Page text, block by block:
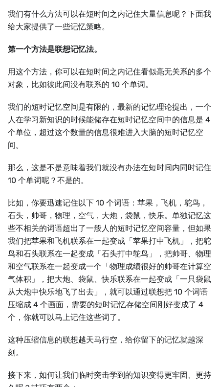
我们有什么方法可以在短时间之内记住大量信息呢？下面我
给大家提供了一些记忆策略。
第一个方法是联想记忆法。
用这个方法，你可以在短时间之内记住看似毫无关系的多个
对象，比如彼此间没有联系的 10 个单词。
我们的短时记忆空间是有限的，最新的记忆理论提出，一个
人在学习新知识的时候能储存在短时记忆空间中的信息是 4
个单位，超过这个数量的信息很难进入大脑的短时记忆空
间。
那么，这是不是意味着我们就没有办法在短时间内同时记住
10 个单词呢？不是的。
比如，你要迅速记住以下 10 个词语：苹果，飞机，鸵鸟，
石头，帅哥，物理，空气，大炮，袋鼠，快乐。单独记忆这
些不相关的词语超出了一般人的短时记忆空间容量，但如果
我们把苹果和飞机联系在一起变成「苹果打中飞机」，把鸵
鸟和石头联系在一起变成「石头打中鸵鸟」，把帅哥、物理
和空气联系在一起变成一个「物理成绩很好的帅哥在计算空
气体积」，把大炮、袋鼠、快乐联系在一起变成「一只袋鼠
从大炮中快乐地飞了出去」，就可以通过联想把 10 个词语
压缩成 4 个画面，需要的短时记忆存储空间刚好变成了 4
个，你就可以马上记住这些词了。
这种压缩信息的联想越天马行空，给你留下的记忆就越深
刻。
接下来，如何让我们临时突击学到的知识变得更牢固、更持